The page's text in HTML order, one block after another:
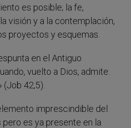
es posible; la fe,
visión y a la contemplación,
proyectos y esquemas.
en el Antiguo
vuelto a Dios, admite:
(Job 42,5).
imprescindible del
es ya presente en la